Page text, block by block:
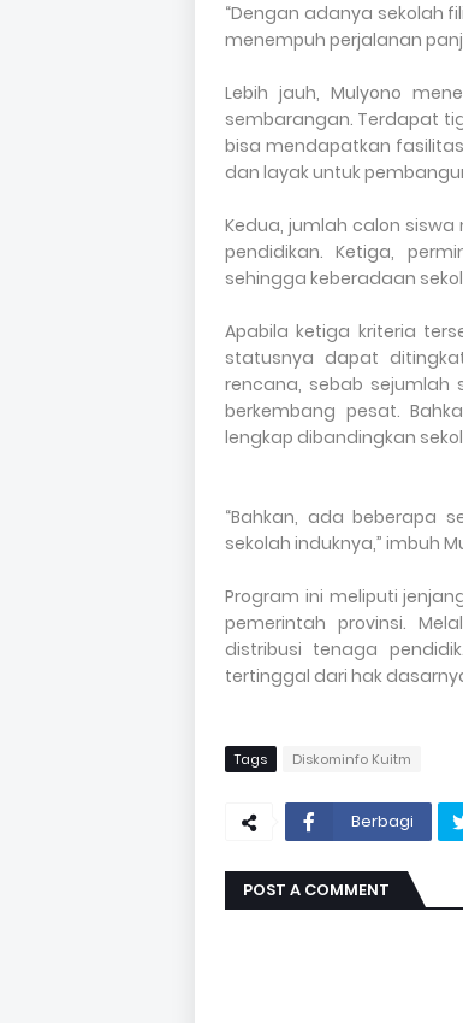
“Dengan adanya sekolah
menempuh perjalanan
Lebih jauh, Mulyono
sembarangan. Terdapat
bisa mendapatkan
dan layak untuk
Kedua, jumlah calon
pendidikan. Ketiga,
sehingga keberadaan
Apabila ketiga kriteria
statusnya dapat
rencana, sebab sejumlah
berkembang pesat.
lengkap dibandingkan
“Bahkan, ada beberapa
sekolah induknya,” imbuh
Program ini meliputi
pemerintah provinsi.
distribusi tenaga
tertinggal dari hak
Tags Diskominfo Kuitm
Berbagi
POST A COMMENT